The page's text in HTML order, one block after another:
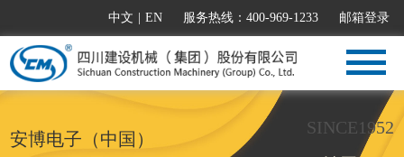
中文 EN 服务热线：400-969-1233 邮箱登录
安博电子（中国）
SINCE1952